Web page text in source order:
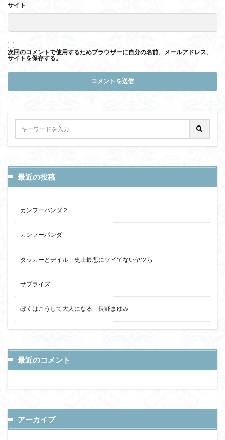
サイト
次回のコメントで使用するためブラウザーに自分の名前、メールアドレス、
サイトを保存する。
最近の投稿
カンフーパンダ２
カンフーパンダ
タッカーとデイル 史上最悪にツイてないヤツら
サプライズ
ぼくはこうして大人になる 長野まゆみ
最近のコメント
アーカイブ